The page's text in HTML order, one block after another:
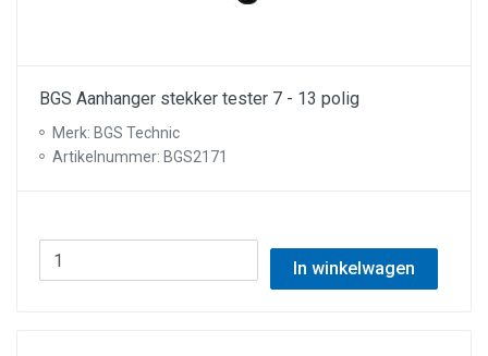
BGS Aanhanger stekker tester 7 - 13 polig
Merk: BGS Technic
Artikelnummer: BGS2171
In winkelwagen